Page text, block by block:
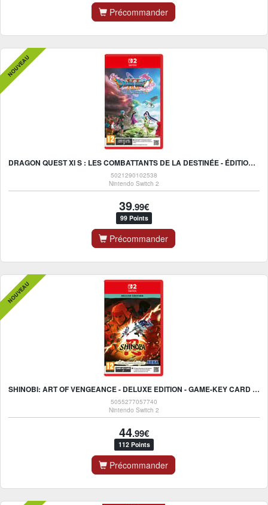
Précommander
DRAGON QUEST XI S : LES COMBATTANTS DE LA DESTINÉE - ÉDITION ULTIME - GAME-KEY CARD - NINTENDO SWITCH 2
5021290102538
Nintendo Switch 2
39.99€
99 Points
Précommander
NOUVEAU
SHINOBI: ART OF VENGEANCE - DELUXE EDITION - GAME-KEY CARD - NINTENDO SWITCH 2
5055277057740
Nintendo Switch 2
44.99€
112 Points
Précommander
NOUVEAU